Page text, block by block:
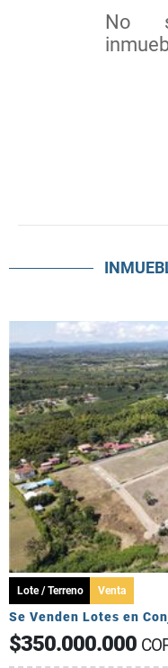
No
Lote / Terreno Venta
$350.000.000